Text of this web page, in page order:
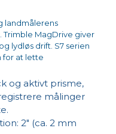
landmålerens
MagDrive giver
lydløs drift. S7 serien
for at lette
og aktivt prisme,
målinger
2" (ca. 2 mm